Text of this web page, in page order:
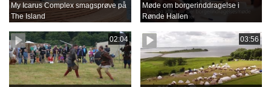
My Icarus Complex smagsprøve på
The Island
Møde om borgerinddragelse i
Rønde Hallen
02:04 03:56